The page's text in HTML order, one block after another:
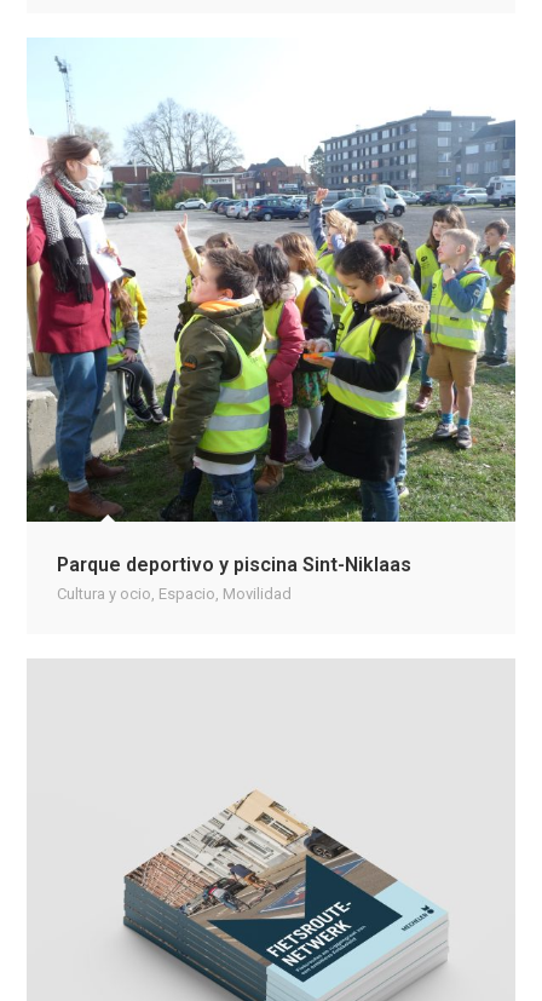
Parque deportivo y piscina Sint-Niklaas
Cultura y ocio, Espacio, Movilidad